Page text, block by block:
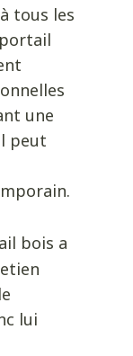
tous les
portail
une
peut
bois a
lui